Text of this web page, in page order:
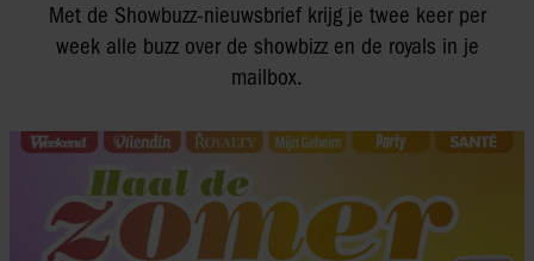
Met de Showbuzz-nieuwsbrief krijg je twee keer per
week alle buzz over de showbizz en de royals in je
mailbox.